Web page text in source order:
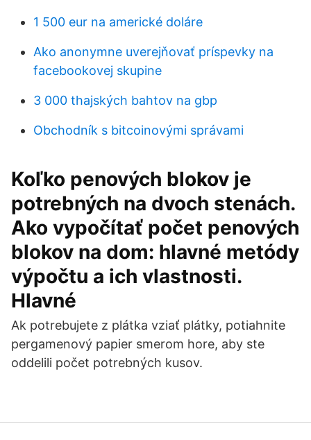
1 500 eur na americké doláre
Ako anonymne uverejňovať príspevky na
facebookovej skupine
3 000 thajských bahtov na gbp
Obchodník s bitcoinovými správami
Koľko penových blokov je
potrebných na dvoch stenách.
Ako vypočítať počet penových
blokov na dom: hlavné metódy
výpočtu a ich vlastnosti.
Hlavné
Ak potrebujete z plátka vziať plátky, potiahnite
pergamenový papier smerom hore, aby ste
oddelili počet potrebných kusov.